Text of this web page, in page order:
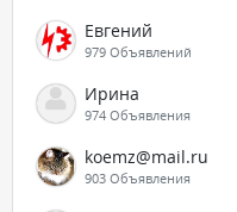
Евгений
979 Объявлений
Ирина
974 Объявления
koemz@mail.ru
903 Объявления